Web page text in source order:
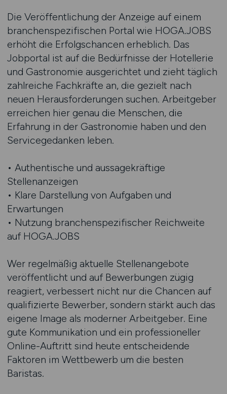
Die Veröffentlichung der Anzeige auf einem
branchenspezifischen Portal wie HOGA.JOBS
erhöht die Erfolgschancen erheblich. Das
Jobportal ist auf die Bedürfnisse der Hotellerie
und Gastronomie ausgerichtet und zieht täglich
zahlreiche Fachkräfte an, die gezielt nach
neuen Herausforderungen suchen. Arbeitgeber
erreichen hier genau die Menschen, die
Erfahrung in der Gastronomie haben und den
Servicegedanken leben.
• Authentische und aussagekräftige
Stellenanzeigen
• Klare Darstellung von Aufgaben und
Erwartungen
• Nutzung branchenspezifischer Reichweite
auf HOGA.JOBS
Wer regelmäßig aktuelle Stellenangebote
veröffentlicht und auf Bewerbungen zügig
reagiert, verbessert nicht nur die Chancen auf
qualifizierte Bewerber, sondern stärkt auch das
eigene Image als moderner Arbeitgeber. Eine
gute Kommunikation und ein professioneller
Online-Auftritt sind heute entscheidende
Faktoren im Wettbewerb um die besten
Baristas.